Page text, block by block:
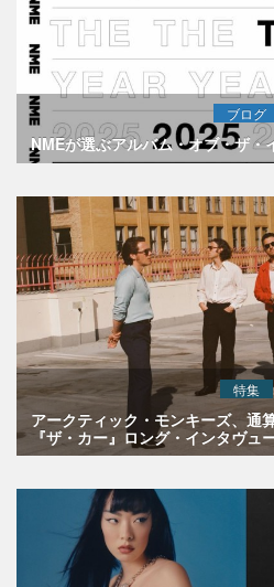
ブログ
NMEが選ぶアルバム・オブ・ザ・
特集
アークティック・モンキーズ、通
『ザ・カー』ロング・インタヴュ